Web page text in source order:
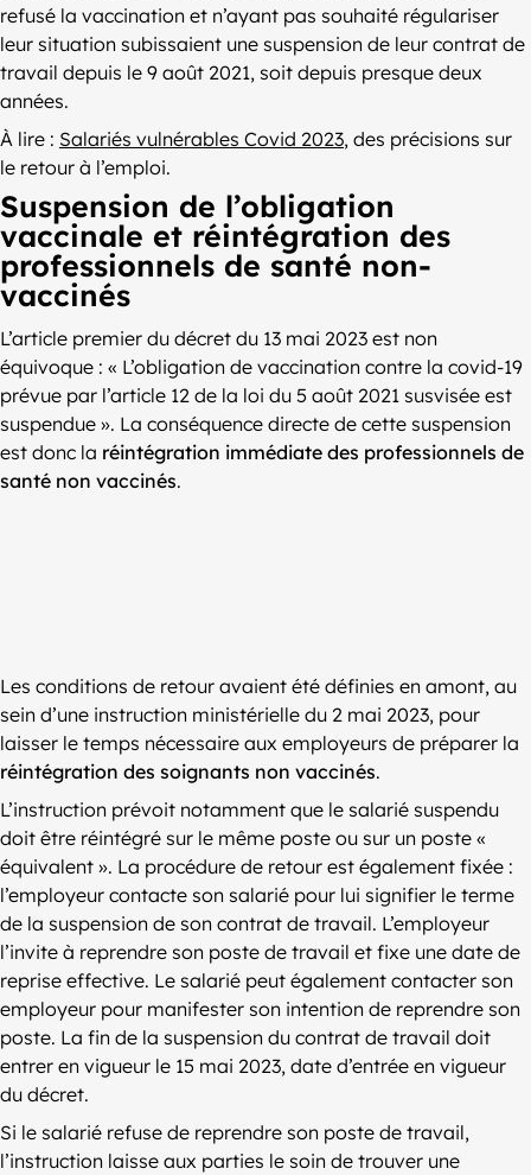
refusé la vaccination et n’ayant pas souhaité régulariser
leur situation subissaient une suspension de leur contrat de
travail depuis le 9 août 2021, soit depuis presque deux
années.
À lire : Salariés vulnérables Covid 2023, des précisions sur
le retour à l’emploi.
Suspension de l’obligation
vaccinale et réintégration des
professionnels de santé non-
vaccinés
L’article premier du décret du 13 mai 2023 est non
équivoque : « L’obligation de vaccination contre la covid-19
prévue par l’article 12 de la loi du 5 août 2021 susvisée est
suspendue ». La conséquence directe de cette suspension
est donc la réintégration immédiate des professionnels de
santé non vaccinés.
Les conditions de retour avaient été définies en amont, au
sein d’une instruction ministérielle du 2 mai 2023, pour
laisser le temps nécessaire aux employeurs de préparer la
réintégration des soignants non vaccinés.
L’instruction prévoit notamment que le salarié suspendu
doit être réintégré sur le même poste ou sur un poste «
équivalent ». La procédure de retour est également fixée :
l’employeur contacte son salarié pour lui signifier le terme
de la suspension de son contrat de travail. L’employeur
l’invite à reprendre son poste de travail et fixe une date de
reprise effective. Le salarié peut également contacter son
employeur pour manifester son intention de reprendre son
poste. La fin de la suspension du contrat de travail doit
entrer en vigueur le 15 mai 2023, date d’entrée en vigueur
du décret.
Si le salarié refuse de reprendre son poste de travail,
l’instruction laisse aux parties le soin de trouver une